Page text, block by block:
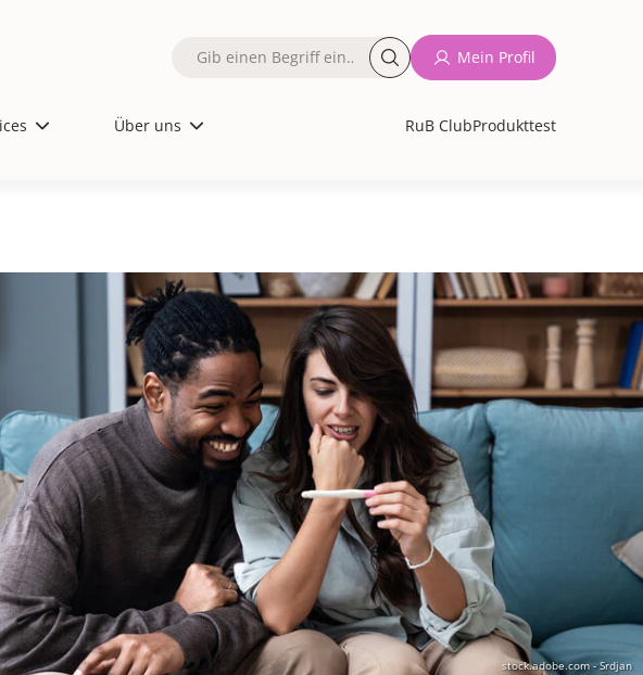
Über uns RuB ClubProdukttest
Fulltext
Mein Profil
stock.adobe.com - Srdjan